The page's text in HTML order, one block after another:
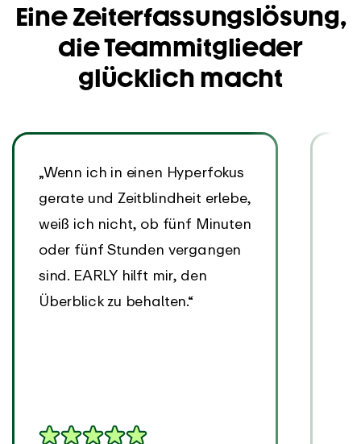
Eine Zeiterfassungslösung,
die Teammitglieder
glücklich macht
„Wenn ich in einen Hyperfokus
gerate und Zeitblindheit erlebe,
weiß ich nicht, ob fünf Minuten
oder fünf Stunden vergangen
sind. EARLY hilft mir, den
Überblick zu behalten.“